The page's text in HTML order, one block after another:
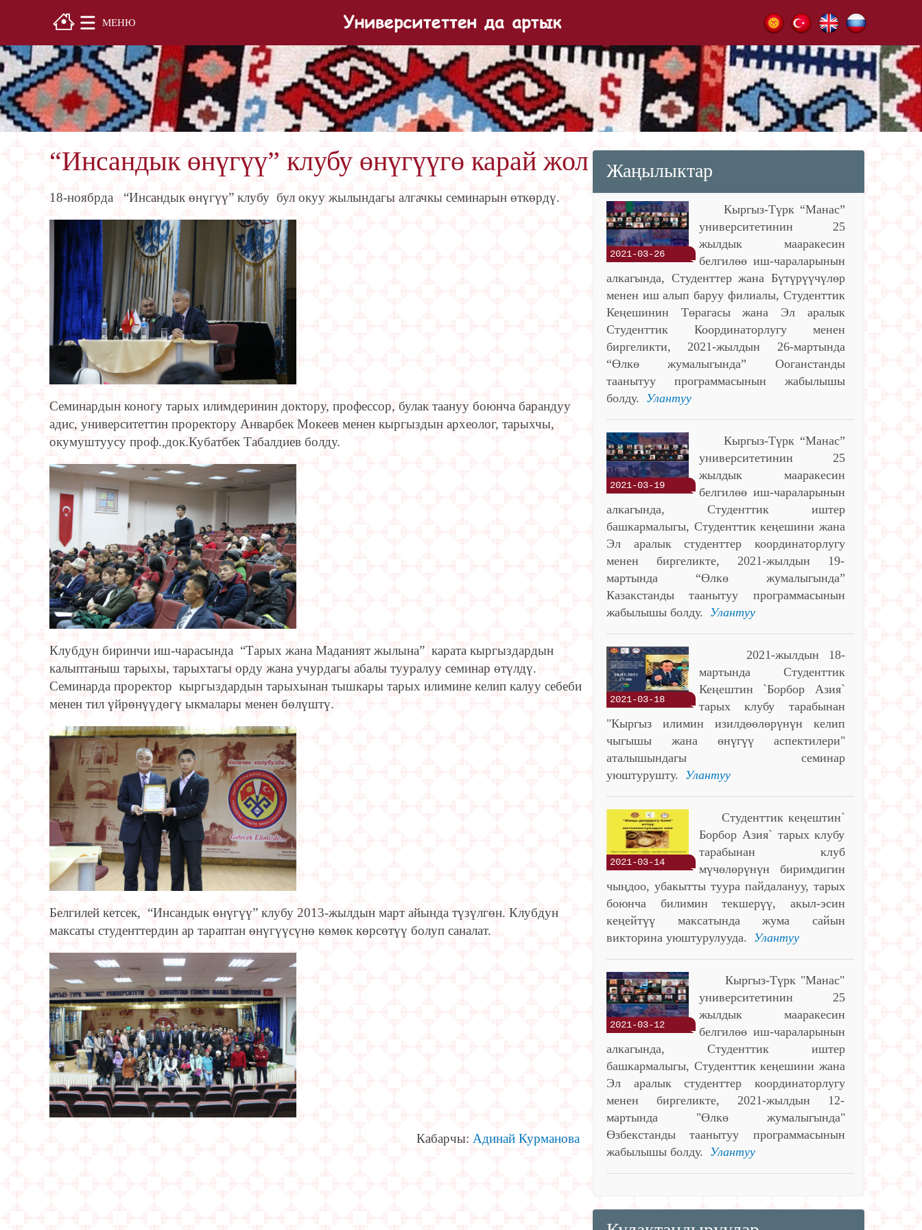
МЕНЮ
“Инсандык өнүгүү” клубу өнүгүүгө карай жол
18-ноябрда “Инсандык өнүгүү” клубу бул окуу жылындагы алгачкы семинарын өткөрдү.
Семинардын коногу тарых илимдеринин доктору, профессор, булак таануу боюнча барандуу
адис, университеттин проректору Анварбек Мокеев менен кыргыздын археолог, тарыхчы,
окумуштуусу проф.,док.Кубатбек Табалдиев болду.
Клубдун биринчи иш-чарасында “Тарых жана Маданият жылына” карата кыргыздардын
калыптаныш тарыхы, тарыхтагы орду жана учурдагы абалы тууралуу семинар өтүлдү.
Семинарда проректор кыргыздардын тарыхынан тышкары тарых илимине келип калуу себеби
менен тил үйрөнүүдөгү ыкмалары менен бөлүштү.
Белгилей кетсек, “Инсандык өнүгүү” клубу 2013-жылдын март айында түзүлгөн. Клубдун
максаты студенттердин ар тараптан өнүгүүсүнө көмөк көрсөтүү болуп саналат.
Кабарчы: Адинай Курманова
Жаңылыктар
2021-03-26
Кыргыз-Түрк “Манас”
университетинин 25
жылдык мааракесин
белгилөө иш-чараларынын
алкагында, Студенттер жана Бүтүрүүчүлөр
менен иш алып баруу филиалы, Студенттик
Кеңешинин Төрагасы жана Эл аралык
Студенттик Координаторлугу менен
биргеликти, 2021-жылдын 26-мартында
“Өлкө жумалыгында” Ооганстанды
таанытуу программасынын жабылышы
болду. Улантуу
2021-03-19
Кыргыз-Түрк “Манас”
университетинин 25
жылдык мааракесин
белгилөө иш-чараларынын
алкагында, Студенттик иштер
башкармалыгы, Студенттик кеңешини жана
Эл аралык студенттер координаторлугу
менен биргеликте, 2021-жылдын 19-
мартында “Өлкө жумалыгында”
Казакстанды таанытуу программасынын
жабылышы болду. Улантуу
2021-03-18
2021-жылдын 18-
мартында Студенттик
Кеңештин `Борбор Азия`
тарых клубу тарабынан
"Кыргыз илимин изилдөөлөрүнүн келип
чыгышы жана өнүгүү аспектилери"
аталышындагы семинар
уюштурушту. Улантуу
2021-03-14
Студенттик кеңештин`
Борбор Азия` тарых клубу
тарабынан клуб
мүчөлөрүнүн биримдигин
чыңдоо, убакытты туура пайдалануу, тарых
боюнча билимин текшерүү, акыл-эсин
кеңейтүү максатында жума сайын
викторина уюштурулууда. Улантуу
2021-03-12
Кыргыз-Түрк "Манас"
университетинин 25
жылдык мааракесин
белгилөө иш-чараларынын
алкагында, Студенттик иштер
башкармалыгы, Студенттик кеңешини жана
Эл аралык студенттер координаторлугу
менен биргеликте, 2021-жылдын 12-
мартында "Өлкө жумалыгында"
Өзбекстанды таанытуу программасынын
жабылышы болду. Улантуу